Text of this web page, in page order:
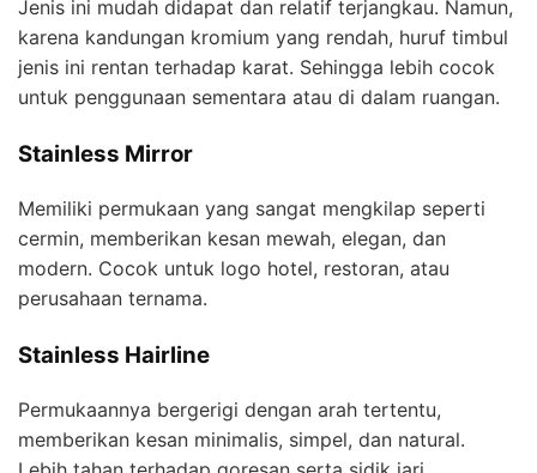
Jenis ini mudah didapat dan relatif terjangkau. Namun,
karena kandungan kromium yang rendah, huruf timbul
jenis ini rentan terhadap karat. Sehingga lebih cocok
untuk penggunaan sementara atau di dalam ruangan.
Stainless Mirror
Memiliki permukaan yang sangat mengkilap seperti
cermin, memberikan kesan mewah, elegan, dan
modern. Cocok untuk logo hotel, restoran, atau
perusahaan ternama.
Stainless Hairline
Permukaannya bergerigi dengan arah tertentu,
memberikan kesan minimalis, simpel, dan natural.